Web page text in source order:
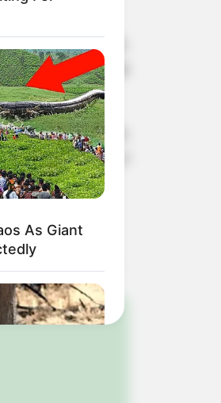
dois suspeitos.
de arma de
identificados,
foi localizado e
As Giant